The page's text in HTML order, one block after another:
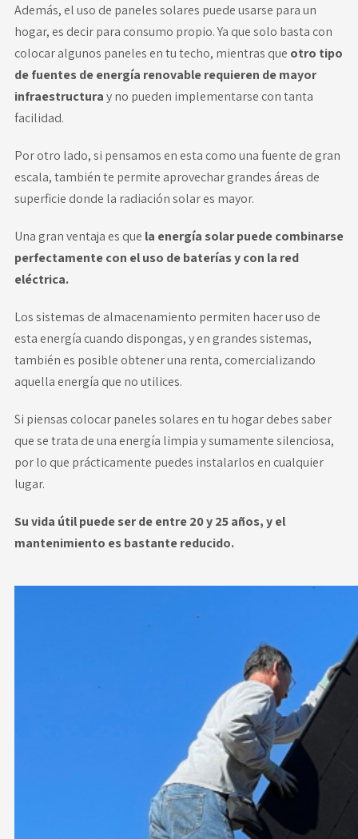
Además, el uso de paneles solares puede usarse para un
hogar, es decir para consumo propio. Ya que solo basta con
colocar algunos paneles en tu techo, mientras que otro tipo
de fuentes de energía renovable requieren de mayor
infraestructuray no pueden implementarse con tanta
facilidad.
Por otro lado, si pensamos en esta como una fuente de gran
escala, también te permite aprovechar grandes áreas de
superficie donde la radiación solar es mayor.
Una gran ventaja es que la energía solar puede combinarse
perfectamente con el uso de baterías y con la red
eléctrica.
Los sistemas de almacenamiento permiten hacer uso de
esta energía cuando dispongas, y en grandes sistemas,
también es posible obtener una renta, comercializando
aquella energía que no utilices.
Si piensas colocar paneles solares en tu hogar debes saber
que se trata de una energía limpia y sumamente silenciosa,
por lo que prácticamente puedes instalarlos en cualquier
lugar.
Su vida útil puede ser de entre 20 y 25 años, y el
mantenimiento es bastante reducido.